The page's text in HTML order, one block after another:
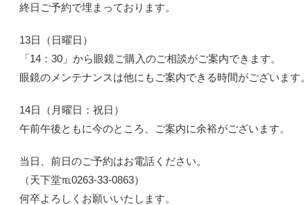
終日ご予約で埋まっております。
13日（日曜日）
「14：30」から眼鏡ご購入のご相談がご案内できます。
眼鏡のメンテナンスは他にもご案内できる時間がございます。
14日（月曜日：祝日）
午前午後ともに今のところ、ご案内に余裕がございます。
当日、前日のご予約はお電話ください。
（天下堂℡0263-33-0863）
何卒よろしくお願いいたします。